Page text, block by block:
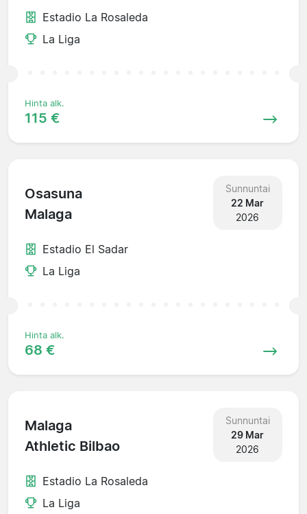
Estadio La Rosaleda
La Liga
Hinta alk.
115 €
Osasuna
Malaga
Sunnuntai
22 Mar
2026
Estadio El Sadar
La Liga
Hinta alk.
68 €
Malaga
Athletic Bilbao
Sunnuntai
29 Mar
2026
Estadio La Rosaleda
La Liga